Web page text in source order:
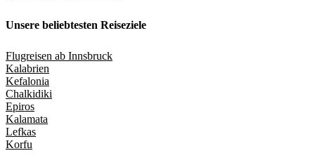
Unsere beliebtesten Reiseziele
Flugreisen ab Innsbruck
Kalabrien
Kefalonia
Chalkidiki
Epiros
Kalamata
Lefkas
Korfu